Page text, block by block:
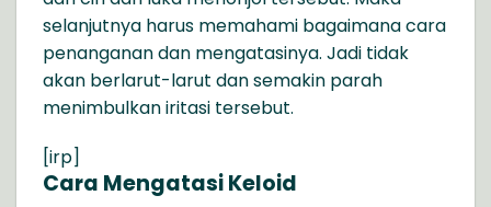
selanjutnya harus memahami bagaimana cara
penanganan dan mengatasinya. Jadi tidak
akan berlarut-larut dan semakin parah
menimbulkan iritasi tersebut.
[irp]
Cara Mengatasi Keloid